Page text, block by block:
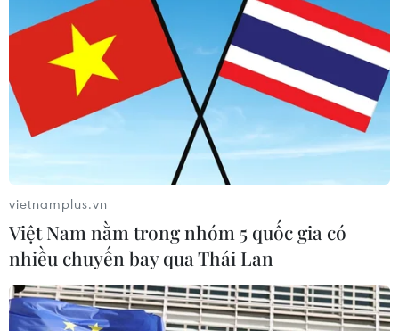
vietnamplus.vn
Việt Nam nằm trong nhóm 5 quốc gia có
nhiều chuyến bay qua Thái Lan